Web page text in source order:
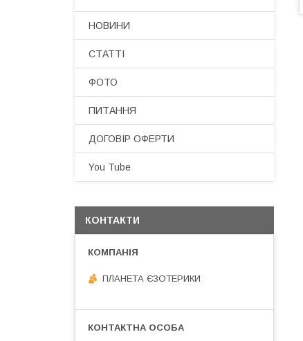
НОВИНИ
СТАТТІ
ФОТО
ПИТАННЯ
ДОГОВІР ОФЕРТИ
You Tube
КОНТАКТИ
ПЛАНЕТА ЄЗОТЕРИКИ